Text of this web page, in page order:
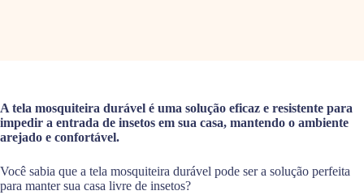
A tela mosquiteira durável é uma solução eficaz e resistente para
impedir a entrada de insetos em sua casa, mantendo o ambiente
arejado e confortável.
Você sabia que a tela mosquiteira durável pode ser a solução perfeita
para manter sua casa livre de insetos?